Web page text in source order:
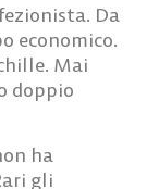
Da
economico.
Mai
doppio
ha
gli